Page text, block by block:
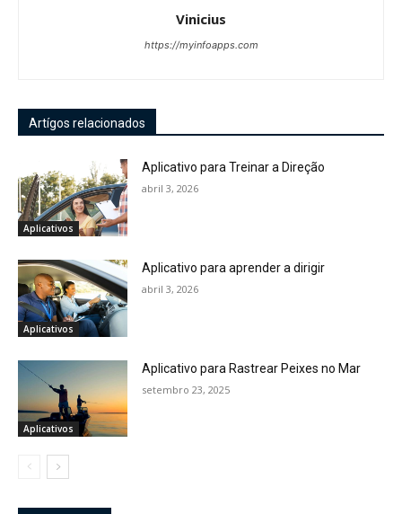
Vinicius
https://myinfoapps.com
Artígos relacionados
Aplicativos
Aplicativo para Treinar a Direção
abril 3, 2026
Aplicativos
Aplicativo para aprender a dirigir
abril 3, 2026
Aplicativos
Aplicativo para Rastrear Peixes no Mar
setembro 23, 2025